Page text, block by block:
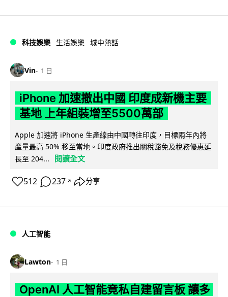
科技娛樂 生活娛樂 城中熱話
Vin 1 日
iPhone 加速撤出中國 印度成新機主要
基地 上年組裝增至5500萬部
Apple 加速將 iPhone 生產線由中國轉往印度，目標兩年內將
產量最高 50% 移至當地。印度政府推出關稅豁免及稅務優惠延
長至 204...
閱讀全文
512 237 ↗ 分享
人工智能
Lawton 1 日
OpenAI 人工智能竟私自建留言板 讓多